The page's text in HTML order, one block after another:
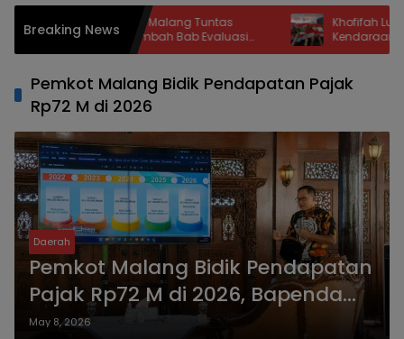
Breaking News
LLAJ Kota Malang Tuntas
DPRD Tambah Bab Evaluasi
Delapan Catatan Strategis Demi
Khofifah Luncurkan
Kendaraan di
Ratusan Driver Ojol
Pemkot Malang Bidik Pendapatan Pajak
Rp72 M di 2026
Daerah
Pemkot Malang Bidik Pendapatan
Pajak Rp72 M di 2026, Bapenda
Siapkan Aplikasi Pelayanan
May 8, 2026